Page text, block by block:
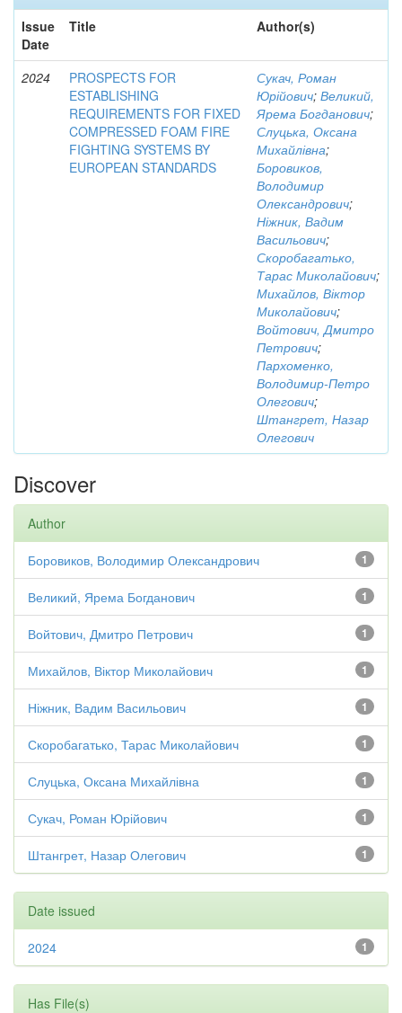
Issue
Date
Title Author(s)
2024
PROSPECTS FOR
ESTABLISHING
REQUIREMENTS FOR FIXED
COMPRESSED FOAM FIRE
FIGHTING SYSTEMS BY
EUROPEAN STANDARDS
Сукач, Роман
Юрійович; Великий,
Ярема Богданович;
Слуцька, Оксана
Михайлівна;
Боровиков,
Володимир
Олександрович;
Ніжник, Вадим
Васильович;
Скоробагатько,
Тарас Миколайович;
Михайлов, Віктор
Миколайович;
Войтович, Дмитро
Петрович;
Пархоменко,
Володимир-Петро
Олегович;
Штангрет, Назар
Олегович
Discover
Author
1
Боровиков, Володимир Олександрович
1
Великий, Ярема Богданович
1
Войтович, Дмитро Петрович
1
Михайлов, Віктор Миколайович
1
Ніжник, Вадим Васильович
1
Скоробагатько, Тарас Миколайович
1
Слуцька, Оксана Михайлівна
1
Сукач, Роман Юрійович
1
Штангрет, Назар Олегович
Date issued
1
2024
Has File(s)